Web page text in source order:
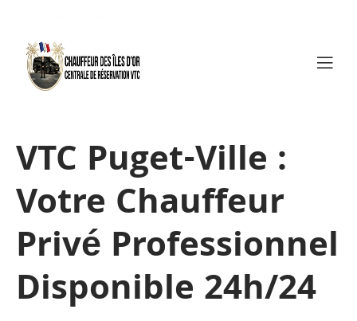
VTC Puget-Ville :
Votre Chauffeur
Privé Professionnel
Disponible 24h/24